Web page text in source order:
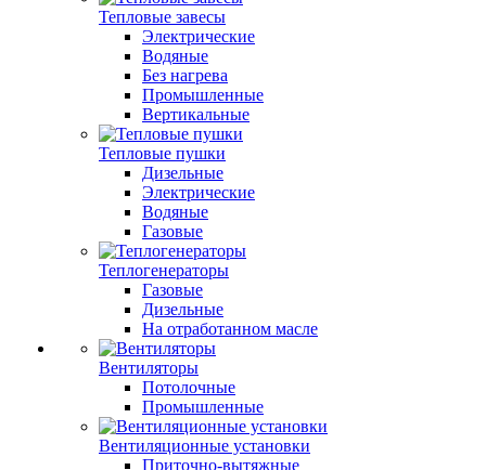
Тепловые завесы
Электрические
Водяные
Без нагрева
Промышленные
Вертикальные
Тепловые пушки
Дизельные
Электрические
Водяные
Газовые
Теплогенераторы
Газовые
Дизельные
На отработанном масле
Вентиляторы
Потолочные
Промышленные
Вентиляционные установки
Приточно-вытяжные